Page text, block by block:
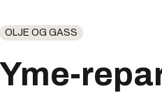
OLJE OG GASS
Yme-